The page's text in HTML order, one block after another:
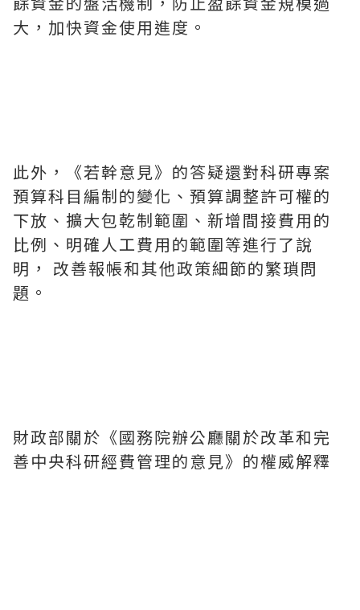
大，加快資金使用進度。
此外，《若幹意見》的答疑還對科研專案
預算科目編制的變化、預算調整許可權的
下放、擴大包乾制範圍、新增間接費用的
比例、明確人工費用的範圍等進行了說
明， 改善報帳和其他政策細節的繁瑣問
題。
財政部關於《國務院辦公廳關於改革和完
善中央科研經費管理的意見》的權威解釋